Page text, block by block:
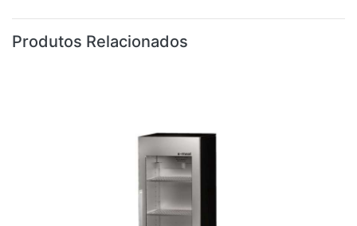
Produtos Relacionados